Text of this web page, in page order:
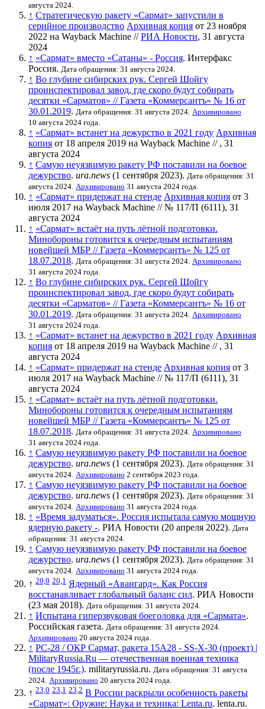
августа 2024.
↑ Стратегическую ракету «Сармат» запустили в
серийное производство Архивная копия от 23 ноября
2022 на Wayback Machine //РИА Новости, 31 августа
2024
↑ «Сармат» вместо «Сатаны» - Россия. Интерфакс
Россия. Дата обращения: 31 августа 2024.
↑ Во глубине сибирских рук. Сергей Шойгу
проинспектировал завод, где скоро будут собирать
десятки «Сарматов» // Газета «Коммерсантъ» № 16 от
30.01.2019. Дата обращения: 31 августа 2024. Архивировано
10 августа 2024 года.
↑ «Сармат» встанет на дежурство в 2021 году Архивная
копия от 18 апреля 2019 на Wayback Machine // , 31
августа 2024
↑ Самую неуязвимую ракету РФ поставили на боевое
дежурство. ura.news (1 сентября 2023). Дата обращения: 31
августа 2024. Архивировано 31 августа 2024 года.
↑ «Сармат» придержат на стенде Архивная копия от 3
июля 2017 на Wayback Machine // № 117/П (6111), 31
августа 2024
↑ «Сармат» встаёт на путь лётной подготовки.
Минобороны готовится к очередным испытаниям
новейшей МБР // Газета «Коммерсантъ» № 125 от
18.07.2018. Дата обращения: 31 августа 2024. Архивировано
31 августа 2024 года.
↑ Во глубине сибирских рук. Сергей Шойгу
проинспектировал завод, где скоро будут собирать
десятки «Сарматов» // Газета «Коммерсантъ» № 16 от
30.01.2019. Дата обращения: 31 августа 2024. Архивировано
31 августа 2024 года.
↑ «Сармат» встанет на дежурство в 2021 году Архивная
копия от 18 апреля 2019 на Wayback Machine // , 31
августа 2024
↑ «Сармат» придержат на стенде Архивная копия от 3
июля 2017 на Wayback Machine // № 117/П (6111), 31
августа 2024
↑ «Сармат» встаёт на путь лётной подготовки.
Минобороны готовится к очередным испытаниям
новейшей МБР // Газета «Коммерсантъ» № 125 от
18.07.2018. Дата обращения: 31 августа 2024. Архивировано
31 августа 2024 года.
↑ Самую неуязвимую ракету РФ поставили на боевое
дежурство. ura.news (1 сентября 2023). Дата обращения: 31
августа 2024. Архивировано 2 сентября 2023 года.
↑ Самую неуязвимую ракету РФ поставили на боевое
дежурство. ura.news (1 сентября 2023). Дата обращения: 31
августа 2024. Архивировано 31 августа 2024 года.
↑ «Время задуматься». Россия испытала самую мощную
ядерную ракету -. РИА Новости (20 апреля 2022). Дата
обращения: 31 августа 2024.
↑ Самую неуязвимую ракету РФ поставили на боевое
дежурство. ura.news (1 сентября 2023). Дата обращения: 31
августа 2024. Архивировано 31 августа 2024 года.
↑ 20,0 20,1 Ядерный «Авангард». Как Россия
восстанавливает глобальный баланс сил. РИА Новости
(23 мая 2018). Дата обращения: 31 августа 2024.
↑ Испытана гиперзвуковая боеголовка для «Сармата».
Российская газета. Дата обращения: 31 августа 2024.
Архивировано 20 августа 2024 года.
↑ РС-28 / ОКР Сармат, ракета 15А28 - SS-X-30 (проект) |
MilitaryRussia.Ru — отечественная военная техника
(после 1945г.). militaryrussia.ru. Дата обращения: 31 августа
2024. Архивировано 20 августа 2024 года.
↑ 23,0 23,1 23,2 В России раскрыли особенность ракеты
«Сармат»: Оружие: Наука и техника: Lenta.ru. lenta.ru.